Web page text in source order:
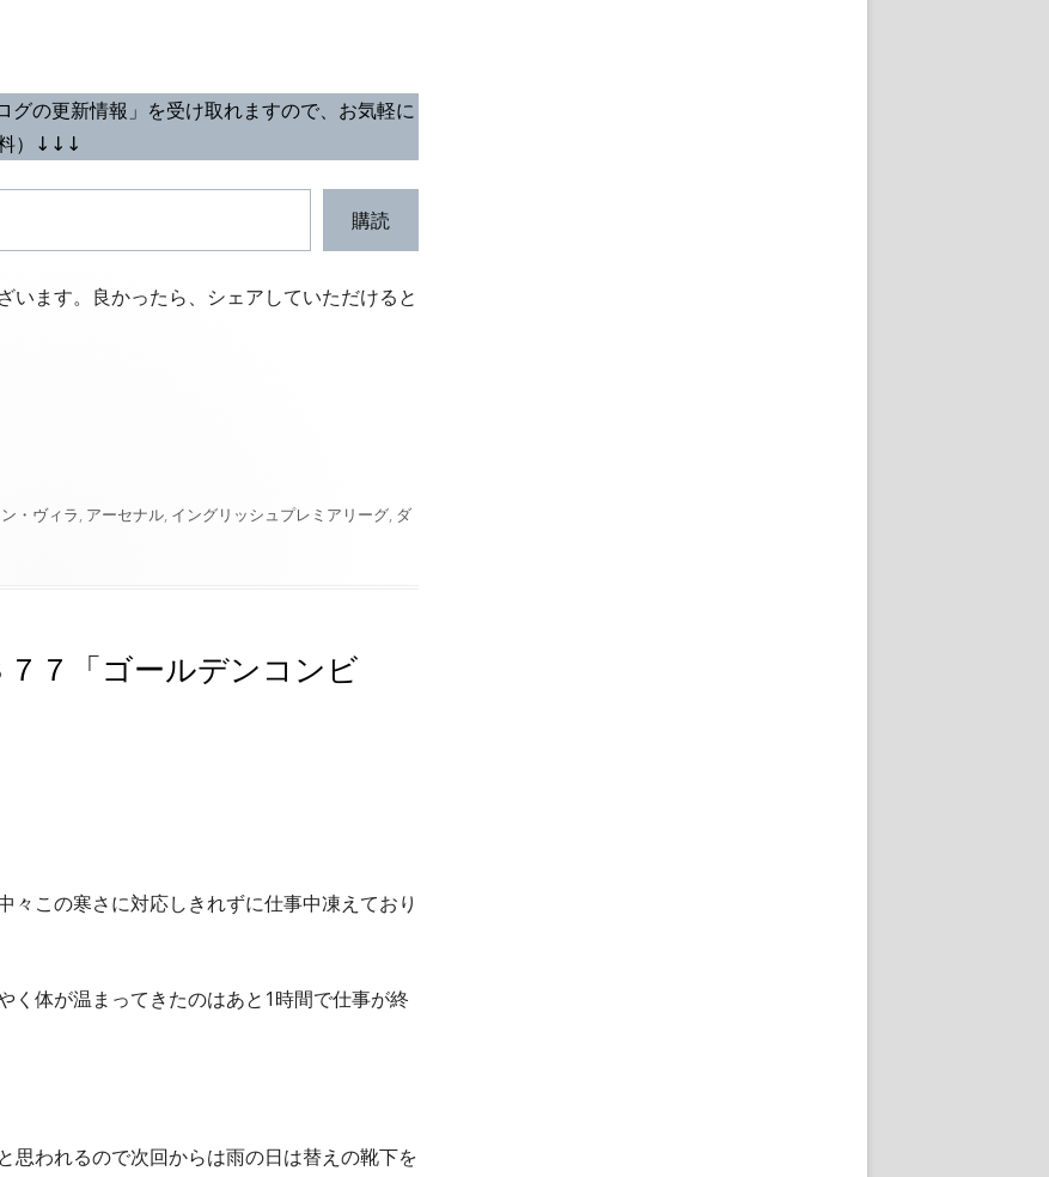
の更新情報」を受け取れますので、お気軽に
料）↓↓↓
購読
います。良かったら、シェアしていただけると
・ヴィラ, アーセナル, イングリッシュプレミアリーグ, ダ
表トーマス・パーテイ」 への
７「ゴールデンコンビ
々この寒さに対応しきれずに仕事中凍えており
く体が温まってきたのはあと1時間で仕事が終
思われるので次回からは雨の日は替えの靴下を